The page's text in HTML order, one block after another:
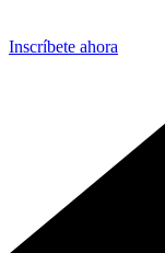
Inscríbete ahora